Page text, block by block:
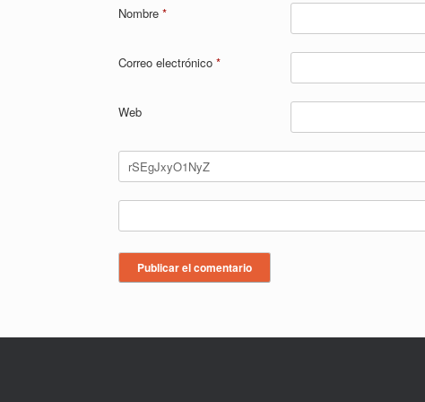
Nombre *
Correo electrónico *
Web